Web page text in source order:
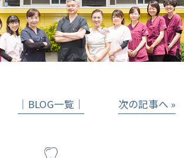
│BLOG一覧│ 次の記事へ »